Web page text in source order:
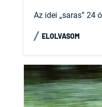
Az idei „saras” 24
ELOLVASOM